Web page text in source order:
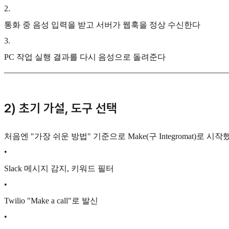
2.
통화 중 음성 입력을 받고 서버가 웹훅을 정상 수신한다
3.
PC 작업 실행 결과를 다시 음성으로 돌려준다
2) 초기 가설, 도구 선택
처음엔 "가장 쉬운 방법" 기준으로 Make(구 Integromat)로 시작
•
Slack 메시지 감지, 키워드 필터
•
Twilio "Make a call"로 발신
•